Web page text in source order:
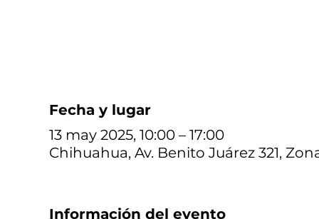
Fecha y lugar
13 may 2025, 10:00 – 17:00
Chihuahua, Av. Benito Juárez 321,
Información del evento